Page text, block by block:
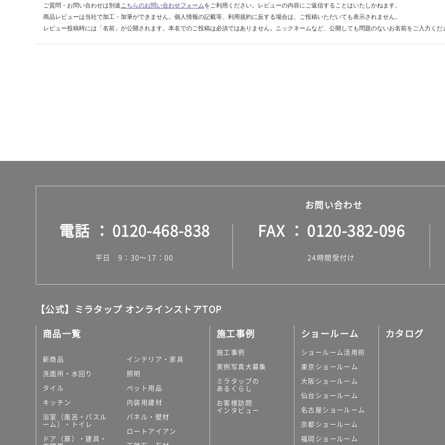
ご質問・お問い合わせは別途こちらのお問い合わせフォームをご利用ください。レビューの内容にご返信することはいたしかねます。
商品レビューは当社で加工・加筆ができません。個人情報の記載等、利用規約に反する場合は、ご投稿いただいても表示されません。
レビュー投稿時には「名前」が公開されます。本名でのご投稿は必須ではありません。ニックネームなど、公開しても問題のないお名前をご入力くだ
お問い合わせ
電話 0120-468-838
平日 9：30～17：00
FAX 0120-382-096
24時間受付け
【公式】ミラタップ オンラインストアTOP
商品一覧
新商品
洗面所・水回り
タイル
キッチン
浴室（風呂・バスル
ーム）・トイレ
ドア（扉）・建具・
インテリア・家具
照明
ペット用品
内装用建材
パネル・壁材
ロートアイアン
施工事例
施工事例
実例写真大募集
ミラタップの
あるくらし
お客様訪問
インタビュー
ショールーム
ショールーム活用術
東京ショールーム
大阪ショールーム
仙台ショールーム
名古屋ショールーム
京都ショールーム
福岡ショールーム
カタログ